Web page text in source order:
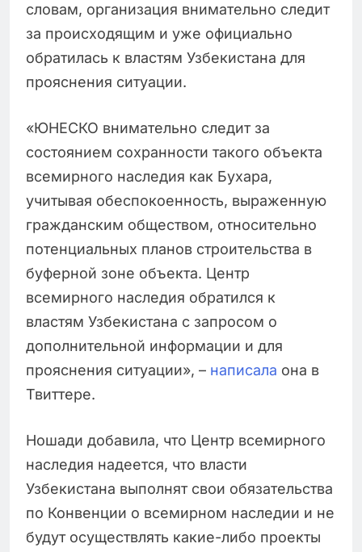
словам, организация внимательно следит
за происходящим и уже официально
обратилась к властям Узбекистана для
прояснения ситуации.
«ЮНЕСКО внимательно следит за
состоянием сохранности такого объекта
всемирного наследия как Бухара,
учитывая обеспокоенность, выраженную
гражданским обществом, относительно
потенциальных планов строительства в
буферной зоне объекта. Центр
всемирного наследия обратился к
властям Узбекистана с запросом о
дополнительной информации и для
прояснения ситуации», – написала она в
Твиттере.
Ношади добавила, что Центр всемирного
наследия надеется, что власти
Узбекистана выполнят свои обязательства
по Конвенции о всемирном наследии и не
будут осуществлять какие-либо проекты